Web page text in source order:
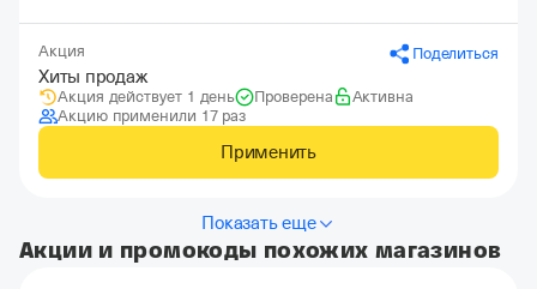
Акция Поделиться
Хиты продаж
Акция действует 1 день Проверена
Активна
Акцию применили 17 раз
Применить
Показать еще
Акции и промокоды похожих магазинов